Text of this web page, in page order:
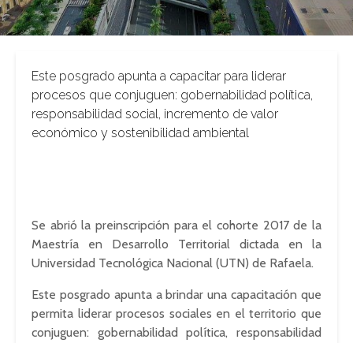
Este posgrado apunta a capacitar para liderar
procesos que conjuguen: gobernabilidad política,
responsabilidad social, incremento de valor
económico y sostenibilidad ambiental
Se abrió la preinscripción para el cohorte 2017 de la
Maestría en Desarrollo Territorial dictada en la
Universidad Tecnológica Nacional (UTN) de Rafaela.
Este posgrado apunta a brindar una capacitación que
permita liderar procesos sociales en el territorio que
conjuguen: gobernabilidad política, responsabilidad